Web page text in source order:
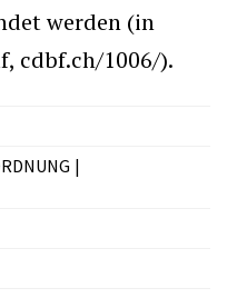
werden (in
cdbf.ch/1006/).